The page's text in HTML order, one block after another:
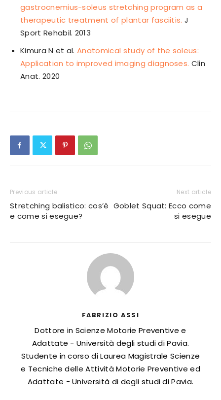
gastrocnemius-soleus stretching program as a
therapeutic treatment of plantar fasciitis. J
Sport Rehabil. 2013
Kimura N et al.Anatomical study of the soleus:
Application to improved imaging diagnoses. Clin
Anat. 2020
Previous article
Stretching balistico: cos’è
e come si esegue?
Next article
Goblet Squat: Ecco come
si esegue
FABRIZIO ASSI
Dottore in Scienze Motorie Preventive e
Adattate - Università degli studi di Pavia.
Studente in corso di Laurea Magistrale Scienze
e Tecniche delle Attività Motorie Preventive ed
Adattate - Università di degli studi di Pavia.